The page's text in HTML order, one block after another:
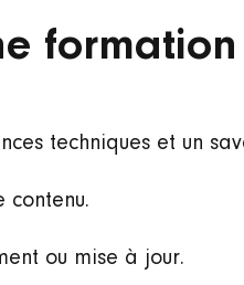
techniques et un
ou mise à jour.